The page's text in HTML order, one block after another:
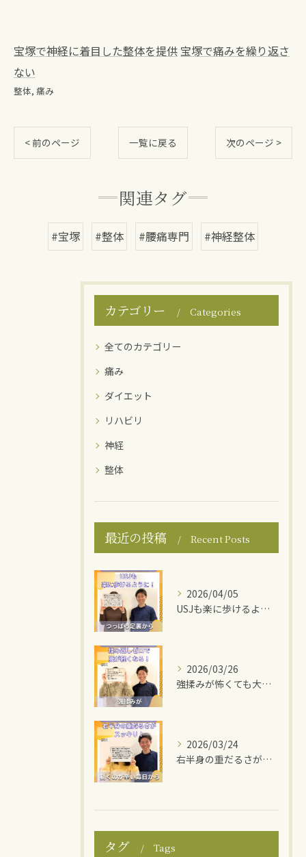
宝塚で神経に着目した整体を提供宝塚で痛みを繰り返さ
ない
整体 痛み
< 前のページ 一覧に戻る 次のページ >
関連タグ
#宝塚 #整体 #腰痛専門 #神経整体
カテゴリー Categories
全てのカテゴリー
痛み
ダイエット
リハビリ
神経
整体
最近の投稿 Recent Posts
2026/04/05
USJも楽に歩けるように！
2026/03/26
強揉みが怖くても大丈夫！
2026/03/24
右半身の重だるさがスッキリ！
タグ Tags